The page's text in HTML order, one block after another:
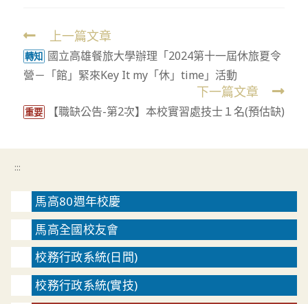
Read
more
articles
上一篇文章
轉知 國立高雄餐旅大學辦理「2024第十一屆休旅夏令
營－「館」緊來Key It my「休」time」活動
下一篇文章
重要 【職缺公告-第2次】本校實習處技士１名(預估缺)
:::
馬高80週年校慶
馬高全國校友會
校務行政系統(日間)
校務行政系統(實技)